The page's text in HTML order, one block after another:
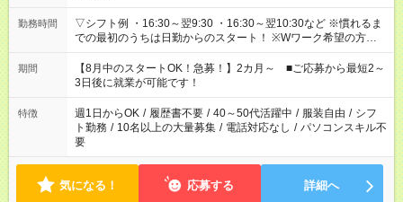
勤務時間
▽シフト例 ・16:30～翌9:30 ・16:30～翌10:30など ※慣れるま
での最初のうちは日勤からのスタート！ ※Wワーク希望の方へ
今ご覧のお仕事で希望する勤務時間と、もう1つのお仕事の勤務
時間。 合計で週40時間を超える場合は応募できません。
期間
【8月中のスタートOK！急募！】2カ月～ ■ご応募から最短2～
3日後に就業が可能です！
特徴 週1日からOK / 履歴書不要 / 40～50代活躍中 / 服装自由 / シフ
ト勤務 / 10名以上の大量募集 / 電話対応なし / パソコンスキル不
要
気になる！ 応募する 詳細へ